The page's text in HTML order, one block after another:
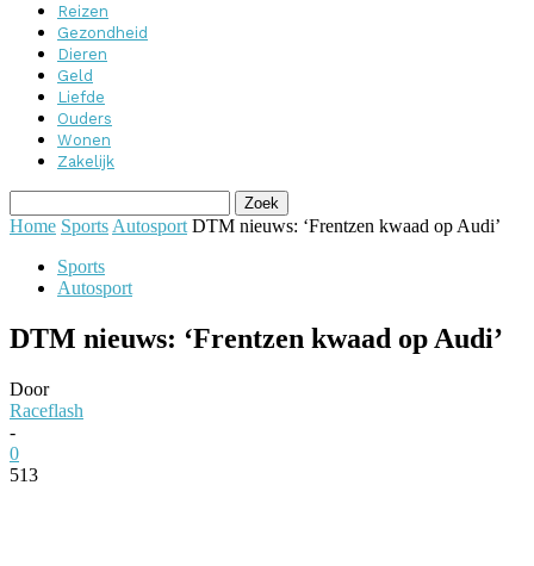
Reizen
Gezondheid
Dieren
Geld
Liefde
Ouders
Wonen
Zakelijk
Home Sports Autosport DTM nieuws: ‘Frentzen kwaad op Audi’
Sports
Autosport
DTM nieuws: ‘Frentzen kwaad op Audi’
Door
Raceflash
-
0
513